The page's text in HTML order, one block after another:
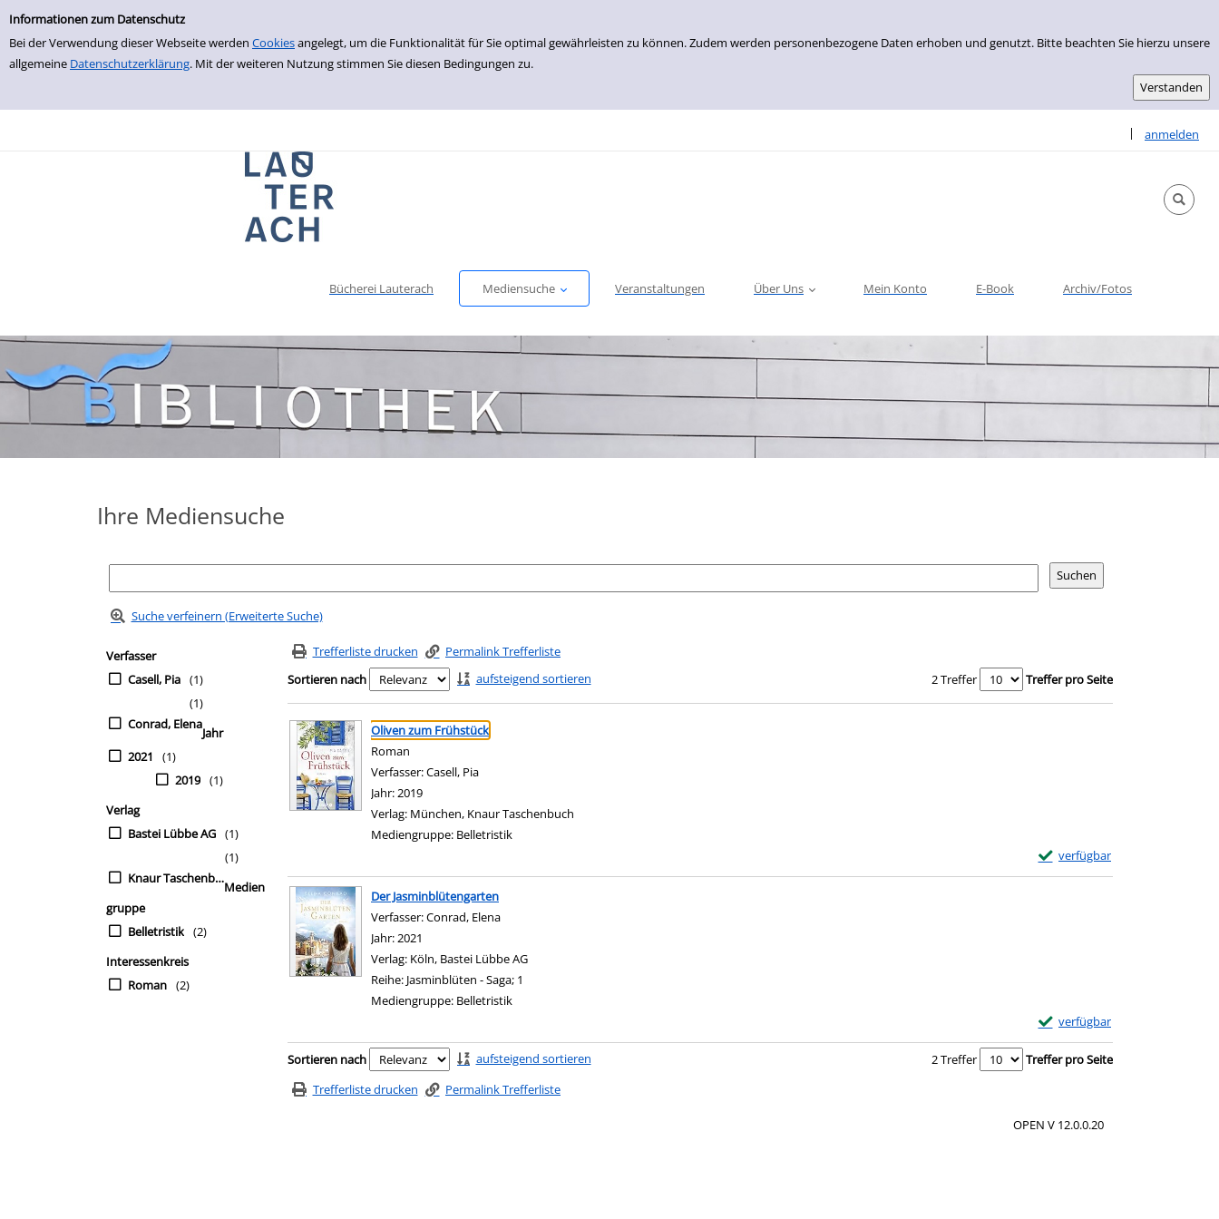
Einfache Suche
Informationen zum Datenschutz
Bei der Verwendung dieser Webseite werden Cookiesangelegt, um die Funktionalität für Sie optimal gewährleisten zu können. Zudem werden personenbezogene Daten erhoben und genutzt. Bitte beachten Sie hierzu unsere
allgemeine Datenschutzerklärung. Mit der weiteren Nutzung stimmen Sie diesen Bedingungen zu.
zur Navigation springen
zum Inhalt springen
Zu den Suchfiltern springen
Zur Trefferliste springen
| anmelden
Sprache
Bücherei Lauterach Mediensuche Veranstaltungen Über Uns Mein Konto E-Book Archiv/Fotos
Ihre Mediensuche
Suche verfeinern (Erweiterte Suche)
Suchfilter
Zur Trefferliste springen
Verfasser
Casell, Pia (1)
Conrad, Elena
(1)
Jahr
2021
(1)
2019 (1)
Verlag
Bastei Lübbe AG (1)
Knaur Taschenbuch
(1)
Medien
gruppe
Belletristik (2)
Interessenkreis
Roman (2)
Trefferliste drucken
Permalink Trefferliste
Sortieren nach
aufsteigend sortieren 2 Treffer Treffer pro Seite
Suchergebnis
Zu den Suchfiltern springen
Oliven zum Frühstück
Roman
Verfasser:Casell, Pia
Jahr:2019
Verlag: München, Knaur Taschenbuch
Mediengruppe: Belletristik
verfügbar
Exemplar-Details von Oliven
Der Jasminblütengarten
Verfasser:Conrad, Elena
Jahr:2021
Verlag: Köln, Bastei Lübbe AG
Reihe: Jasminblüten - Saga; 1
Mediengruppe: Belletristik
verfügbar
Exemplar-Details von Der
Zu den Suchfiltern springen
Sortieren nach aufsteigend sortieren 2 Treffer
Treffer pro Seite
Trefferliste drucken
Permalink Trefferliste
OPEN V 12.0.0.20